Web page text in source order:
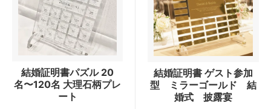
結婚証明書パズル 20
名〜120名 大理石柄プレ
ート
結婚証明書 ゲスト参加
型 ミラーゴールド 結
婚式 披露宴